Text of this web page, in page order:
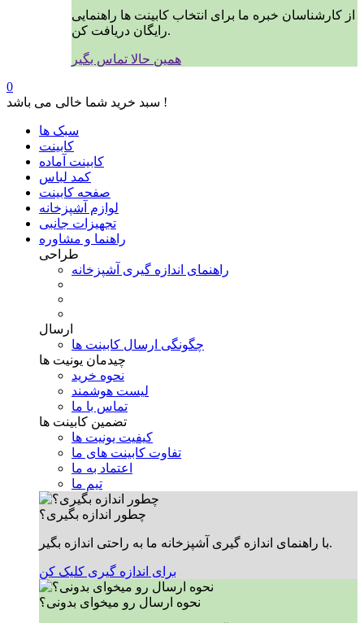
از کارشناسان خبره ما برای انتخاب کابینت ها راهنمایی
رایگان دریافت کن.
همین حالا تماس بگیر
0
سبد خرید شما خالی می باشد !
سبک ها
کابینت
کابینت آماده
کمد لباس
صفحه کابینت
لوازم آشپزخانه
تجهیزات جانبی
راهنما و مشاوره
طراحی
راهنمای اندازه گیری آشپزخانه
ارسال
چگونگی ارسال کابینت ها
چیدمان یونیت ها
نحوه خرید
لیست هوشمند
تماس با ما
تضمین کابینت ها
کیفیت یونیت ها
تفاوت کابینت های ما
اعتماد به ما
تیم ما
چطور اندازه بگیری؟
با راهنمای اندازه گیری آشپزخانه ما به راحتی اندازه بگیر.
برای اندازه گیری کلیک کن
نحوه ارسال رو میخوای بدونی؟